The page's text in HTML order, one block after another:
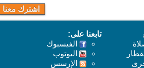
تابعنا على:
الفيسبوك
اليوتوب
اﻹرسس